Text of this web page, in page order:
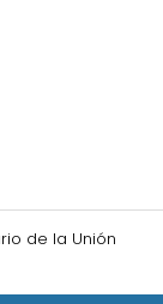
de la Unión